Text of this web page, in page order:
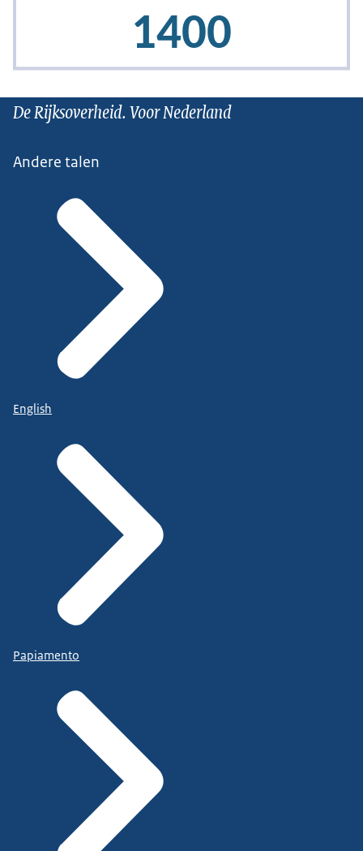
De Rijksoverheid. Voor Nederland
Andere talen
English
Papiamento